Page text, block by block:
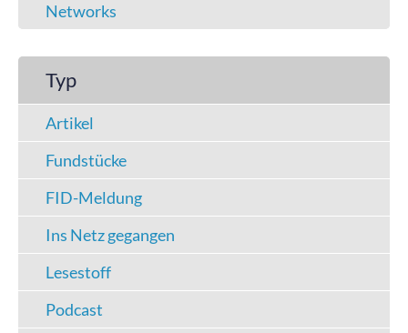
Networks
Typ
Artikel
Fundstücke
FID-Meldung
Ins Netz gegangen
Lesestoff
Podcast